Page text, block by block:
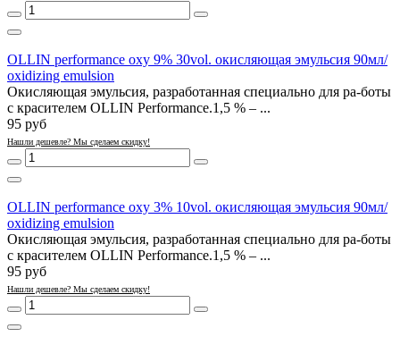
OLLIN performance oxy 9% 30vol. окисляющая эмульсия 90мл/
oxidizing emulsion
Окисляющая эмульсия, разработанная специально для ра-боты
с красителем OLLIN Performance.1,5 % – ...
95 руб
Нашли дешевле? Мы сделаем скидку!
OLLIN performance oxy 3% 10vol. окисляющая эмульсия 90мл/
oxidizing emulsion
Окисляющая эмульсия, разработанная специально для ра-боты
с красителем OLLIN Performance.1,5 % – ...
95 руб
Нашли дешевле? Мы сделаем скидку!